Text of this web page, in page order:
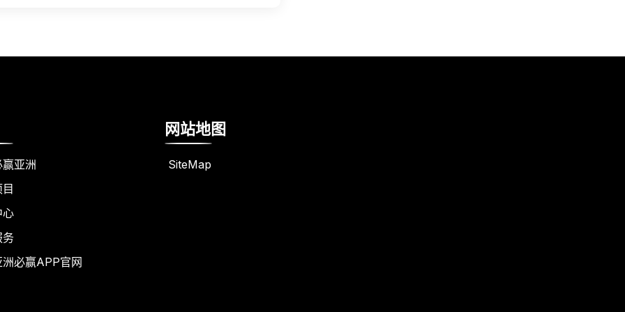
亚洲
心
务
必赢APP官网
网站地图
SiteMap